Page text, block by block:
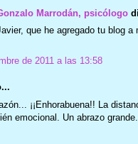
Marrodán, psicólogo
que he agregado tu blog
de 2011 a las 13:58
¡¡Enhorabuena!! La
emocional. Un abrazo grande.